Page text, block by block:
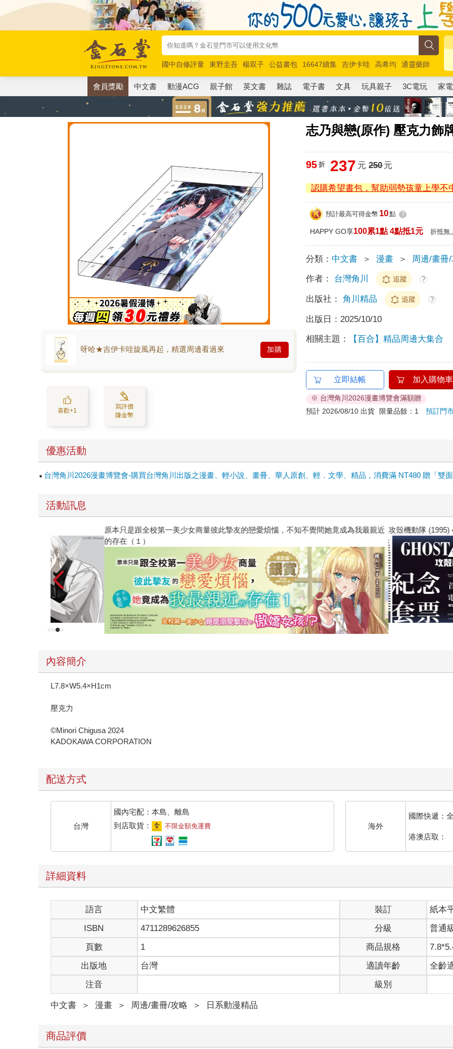
國中自修評量 東野圭吾 楊双子 公益書包 16647續集 吉伊卡哇 高希均
通靈藥師
唯紅花綻放
奧德賽 路邊攤新作 馬斯克 玩具總動員5 超慢跑
會員獎勵 中文書 動漫ACG 親子館 英文書 雜誌 電子書 文具 玩具親子 3C電玩 家電
志乃與戀(原作) 壓克力飾
呀哈★吉伊卡哇旋風再起，精選周邊看過來 加購
喜歡+1
寫評價
賺金幣
95 折 237 元 250元
認購希望書包，幫助弱勢孩童上學不
預計最高可得金幣 10點 ?
HAPPY GO享100累1點 4點抵1元 折抵無
分類： 中文書 ＞ 漫畫 ＞ 周邊/畫冊
作者： 台灣角川 追蹤 ?
出版社： 角川精品 追蹤 ?
出版日： 2025/10/10
相關主題： 【百合】精品周邊大集合
立即結帳 加入購物車
※ 台灣角川2026漫畫博覽會滿額贈
預計 2026/08/10 出貨
限量品餘：1預訂門
優惠活動
台灣角川2026漫畫博覽會-購買台灣角川出版之漫畫、輕小說、畫冊、華人原創、輕．文學、精品，消費滿 NT480 贈「雙
活動訊息
原本只是跟全校第一美少女商量彼此摯友的戀愛煩惱，不知不覺間她竟成為我最親近
的存在（１）
攻殼機動隊 (1995) 4K數位修復版
內容簡介
L7.8×W5.4×H1cm
壓克力
©Minori Chigusa 2024
KADOKAWA CORPORATION
配送方式
台灣
國內宅配：本島、離島
到店取貨：
不限金額免運費 海外
國際快遞：
港澳店取：
詳細資料
語言 中文繁體 裝訂
紙本
ISBN
4711289626855 分級
普通
頁數
1 商品規格
出版地
台灣 適讀年齡
全齡
注音
級別
中文書 ＞ 漫畫 ＞ 周邊/畫冊/攻略 ＞ 日系動漫精品
商品評價